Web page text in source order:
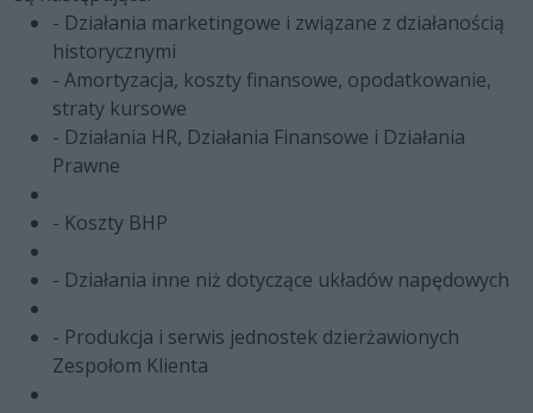
- Działania marketingowe i związane z działanością
historycznymi
- Amortyzacja, koszty finansowe, opodatkowanie,
straty kursowe
- Działania HR, Działania Finansowe i Działania
Prawne
- Koszty BHP
- Działania inne niż dotyczące układów napędowych
- Produkcja i serwis jednostek dzierżawionych
Zespołom Klienta